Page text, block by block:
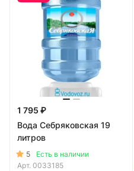
1 795 ₽
Вода Себряковская 19
литров
5
Есть в наличии
Арт. 0033185